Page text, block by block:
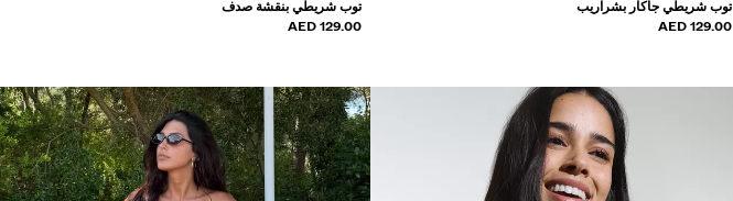
توب شريطي جاكار بشراريب
129.00 AED
توب شريطي بنقشة صدف
129.00 AED